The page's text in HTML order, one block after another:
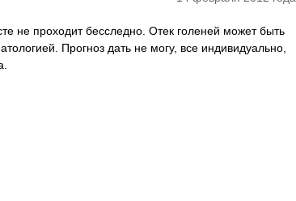
не проходит бесследно. Отек голеней может быть
Прогноз дать не могу, все индивидуально,